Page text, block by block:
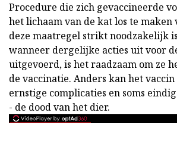
Procedure die zich gevaccineerde
het lichaam van de kat los te maken
deze maatregel strikt noodzakelijk
wanneer dergelijke acties uit voor
uitgevoerd, is het raadzaam om ze
de vaccinatie. Anders kan het
ernstige complicaties en soms
- de dood van het dier.